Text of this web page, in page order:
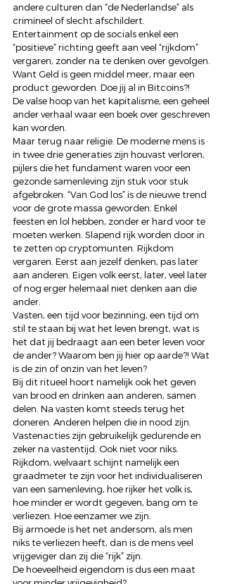
andere culturen dan “de Nederlandse” als
crimineel of slecht afschildert.
Entertainment op de socials enkel een
“positieve” richting geeft aan veel “rijkdom”
vergaren, zonder na te denken over gevolgen.
Want Geld is geen middel meer, maar een
product geworden. Doe jij al in Bitcoins?!
De valse hoop van het kapitalisme, een geheel
ander verhaal waar een boek over geschreven
kan worden.
Maar terug naar religie. De moderne mens is
in twee drie generaties zijn houvast verloren,
pijlers die het fundament waren voor een
gezonde samenleving zijn stuk voor stuk
afgebroken. “Van God los” is de nieuwe trend
voor de grote massa geworden. Enkel
feesten en lol hebben, zonder er hard voor te
moeten werken. Slapend rijk worden door in
te zetten op cryptomunten. Rijkdom
vergaren. Eerst aan jezelf denken, pas later
aan anderen. Eigen volk eerst, later, veel later
of nog erger helemaal niet denken aan die
ander.
Vasten, een tijd voor bezinning, een tijd om
stil te staan bij wat het leven brengt, wat is
het dat jij bedraagt aan een beter leven voor
de ander? Waarom ben jij hier op aarde?! Wat
is de zin of onzin van het leven?
Bij dit ritueel hoort namelijk ook het geven
van brood en drinken aan anderen, samen
delen. Na vasten komt steeds terug het
doneren. Anderen helpen die in nood zijn.
Vastenacties zijn gebruikelijk gedurende en
zeker na vastentijd. Ook niet voor niks.
Rijkdom, welvaart schijnt namelijk een
graadmeter te zijn voor het individualiseren
van een samenleving, hoe rijker het volk is,
hoe minder er wordt gegeven, bang om te
verliezen. Hoe eenzamer we zijn.
Bij armoede is het net andersom, als men
niks te verliezen heeft, dan is de mens veel
vrijgeviger dan zij die “rijk” zijn.
De hoeveelheid eigendom is dus een maat